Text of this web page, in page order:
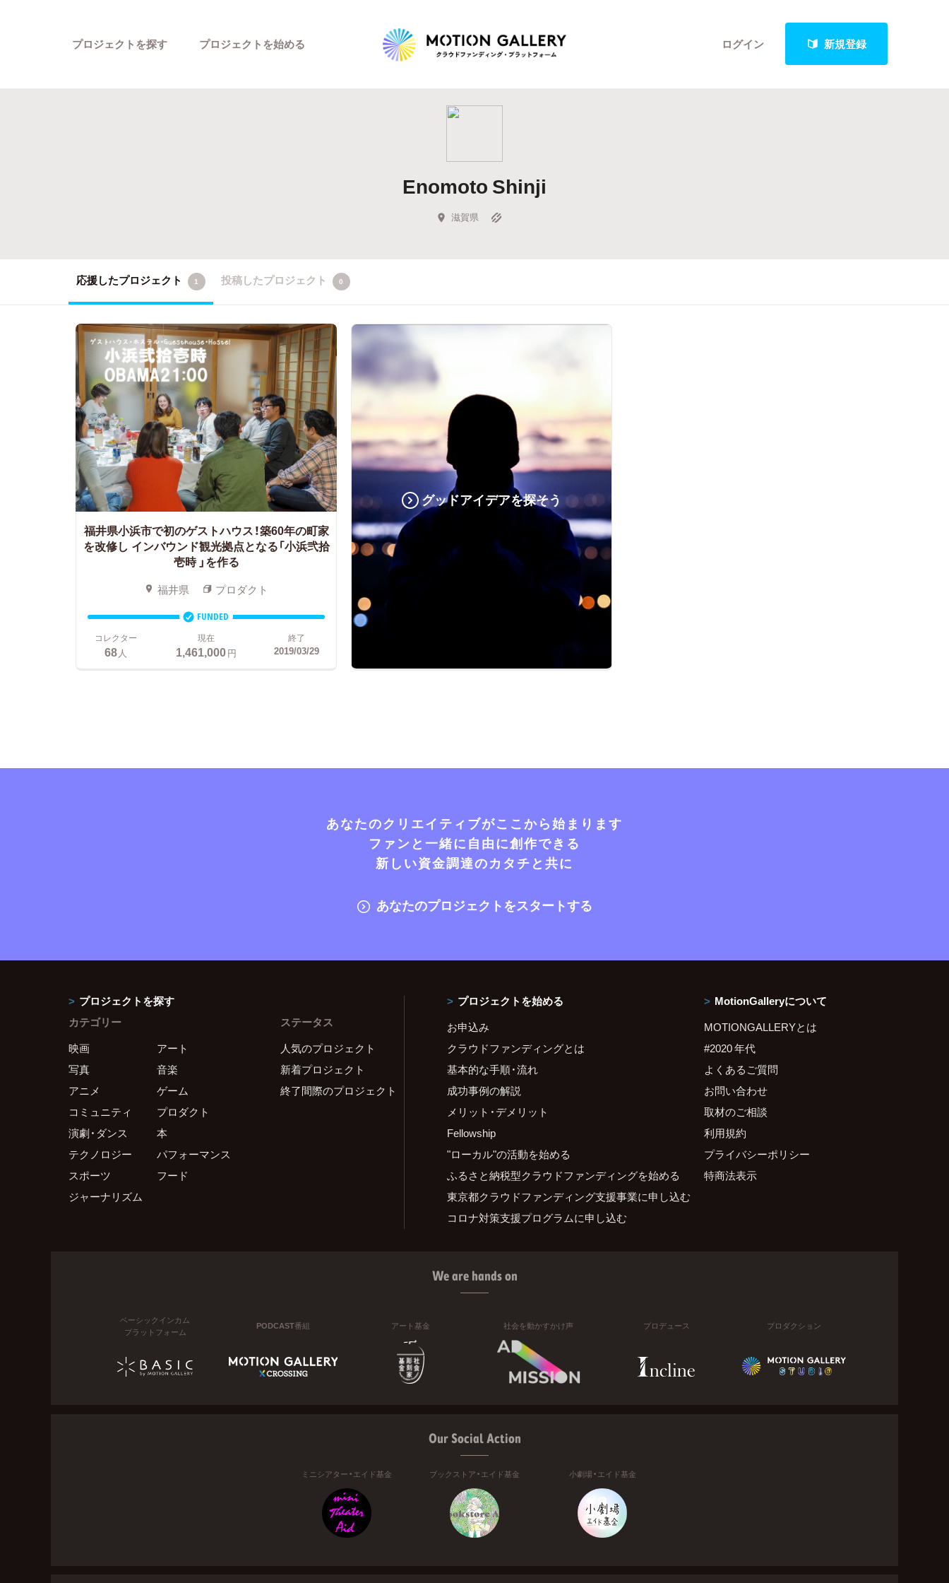
ログイン 新規登録
プロジェクトを探す
Highlight
Feature
キュレーターから探す
プロジェクトを始める
Enomoto Shinji
滋賀県
応援したプロジェクト 1 投稿したプロジェクト 0
福井県小浜市で初のゲストハウス！築60年の町家
を改修し インバウンド観光拠点となる「小浜弐拾
壱時 」を作る
福井県 プロダクト
FUNDED
コレクター
68人
現在
1,461,000円
終了
2019/03/29
グッドアイデアを探そう
あなたのクリエイティブがここから始まります
ファンと一緒に自由に創作できる
新しい資金調達のカタチと共に
あなたのプロジェクトをスタートする
プロジェクトを探す
カテゴリー
映画
アート
写真
音楽
アニメ
ゲーム
コミュニティ
プロダクト
演劇・ダンス
本
テクノロジー
パフォーマンス
スポーツ
フード
ジャーナリズム
ステータス
人気のプロジェクト
新着プロジェクト
終了間際のプロジェクト
プロジェクトを始める
お申込み
クラウドファンディングとは
基本的な手順・流れ
成功事例の解説
メリット・デメリット
Fellowship
"ローカル"の活動を始める
ふるさと納税型クラウドファンディングを始める
東京都クラウドファンディング支援事業に申し込む
コロナ対策支援プログラムに申し込む
MotionGalleryについて
MOTIONGALLERYとは
#2020 年代
よくあるご質問
お問い合わせ
取材のご相談
利用規約
プライバシーポリシー
特商法表示
We are hands on
ベーシックインカム
プラットフォーム
PODCAST番組 アート基金 社会を動かすかけ声 プロデュース プロダクション
Our Social Action
ミニシアター・エイド基金 ブックストア・エイド基金 小劇場・エイド基金